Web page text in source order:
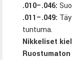
.010–.046:
.011–.049:
tuntuma.
Nikkeliset